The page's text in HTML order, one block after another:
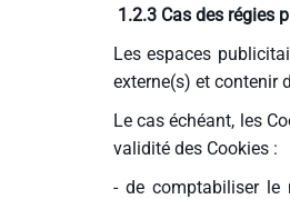
1.2.3 Cas des régies
Les espaces
externe(s) et contenir
Le cas échéant, les
validité des Cookies :
- de comptabiliser le